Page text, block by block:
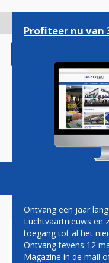
gaan
Magazine
AIR FRANCE
Profiteer nu van
Ontvang een jaar
Luchtvaartnieuws en
toegang tot al het
Ontvang tevens 12
Magazine in de mail